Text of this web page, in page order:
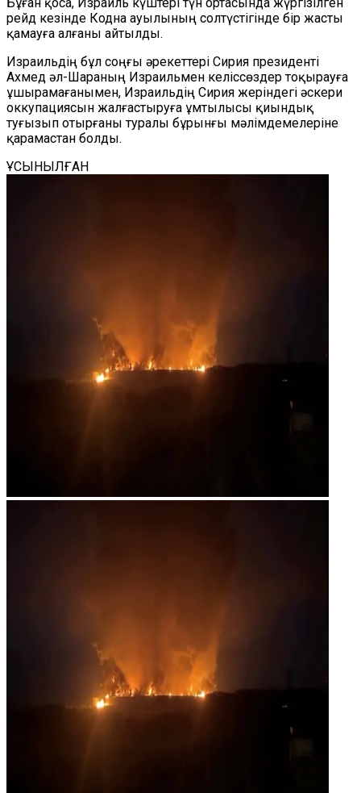
рейд кезінде Кодна ауылының солтүстігінде бір жасты
қамауға алғаны айтылды.
Израильдің бұл соңғы әрекеттері Сирия президенті
Ахмед әл-Шараның Израильмен келіссөздер тоқырауға
ұшырамағанымен, Израильдің Сирия жеріндегі әскери
оккупациясын жалғастыруға ұмтылысы қиындық
туғызып отырғаны туралы бұрынғы мәлімдемелеріне
қарамастан болды.
ҰСЫНЫЛҒАН